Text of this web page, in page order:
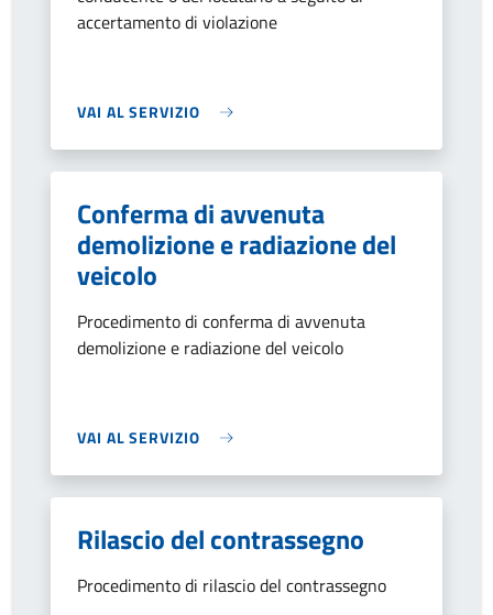
accertamento di violazione
VAI AL SERVIZIO
Conferma di avvenuta
demolizione e radiazione del
veicolo
Procedimento di conferma di avvenuta
demolizione e radiazione del veicolo
VAI AL SERVIZIO
Rilascio del contrassegno
Procedimento di rilascio del contrassegno